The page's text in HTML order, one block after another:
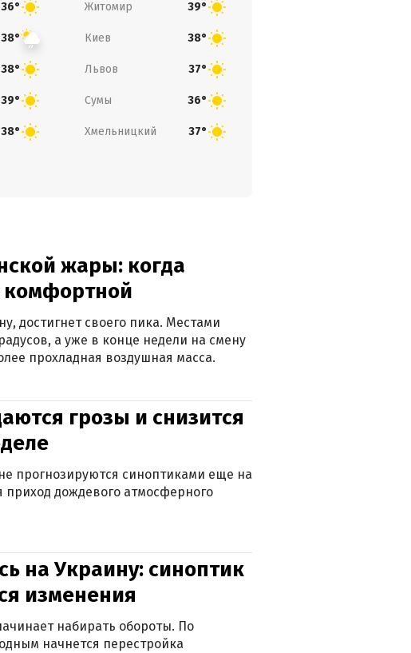
36° Житомир 39°
38° Киев 38°
38° Львов 37°
39° Сумы 36°
38° Хмельницкий 37°
жары: когда
комфортной
достигнет своего пика. Местами
а уже в конце недели на смену
прохладная воздушная масса.
грозы и снизится
прогнозируются синоптиками еще на
приход дождевого атмосферного
на Украину: синоптик
изменения
набирать обороты. По
начнется перестройка